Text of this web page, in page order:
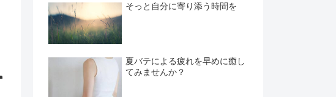
そっと自分に寄り添う時間を
夏バテによる疲れを早めに癒し
てみませんか？